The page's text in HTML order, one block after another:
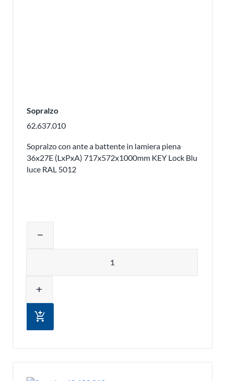
Sopralzo
62.637.010
Sopralzo con ante a battente in lamiera piena
36x27E (LxPxA) 717x572x1000mm KEY Lock Blu
luce RAL 5012
remove
add
add_shopping_cart